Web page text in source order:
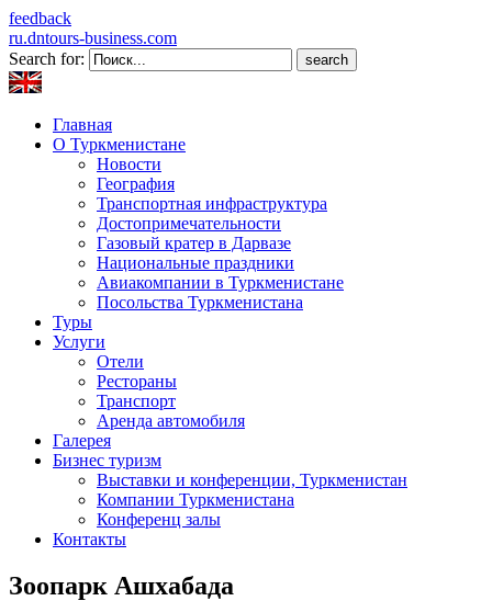
feedback
ru.dntours-business.com
Search for:
Главная
О Туркменистане
Новости
География
Транспортная инфраструктура
Достопримечательности
Газовый кратер в Дарвазе
Национальные праздники
Авиакомпании в Туркменистане
Посольства Туркменистана
Туры
Услуги
Отели
Рестораны
Транспорт
Аренда автомобиля
Галерея
Бизнес туризм
Выставки и конференции, Туркменистан
Компании Туркменистана
Конференц залы
Контакты
Зоопарк Ашхабада